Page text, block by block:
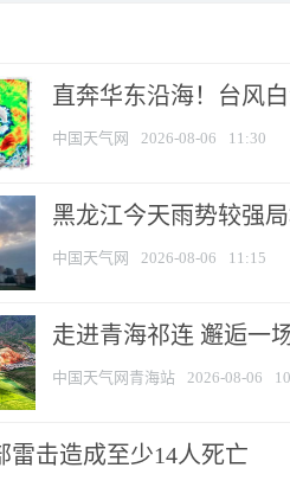
直奔华东沿海！台风
中国天气网 2026-08-06 11:30
黑龙江今天雨势较强
中国天气网 2026-08-06 11:15
走进青海祁连 邂逅一
中国天气网青海站 2026-08-06
雷击造成至少14人死亡